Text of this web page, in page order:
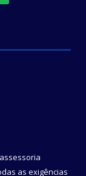
as exigências